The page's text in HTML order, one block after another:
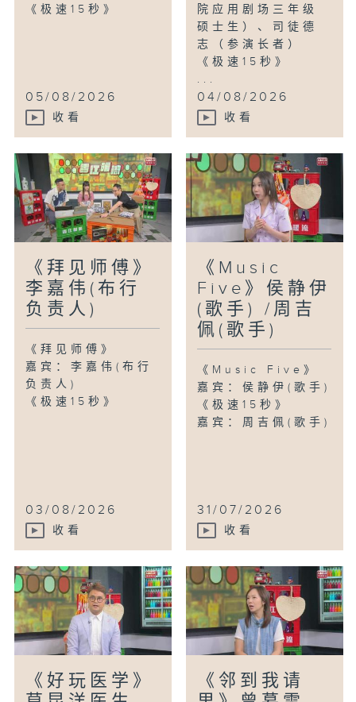
《极速15秒》
05/08/2026
收看
院应用剧场三年级
硕士生）、司徒德
志（参演长者）
《极速15秒》
...
04/08/2026
收看
《拜见师傅》
李嘉伟(布行
负责人)
《拜见师傅》
嘉宾：李嘉伟(布行
负责人)
《极速15秒》
03/08/2026
收看
《Music
Five》侯静伊
(歌手) /周吉
佩(歌手)
《Music Five》
嘉宾：侯静伊(歌手)
《极速15秒》
嘉宾：周吉佩(歌手)
31/07/2026
收看
《好玩医学》
《邻到我请